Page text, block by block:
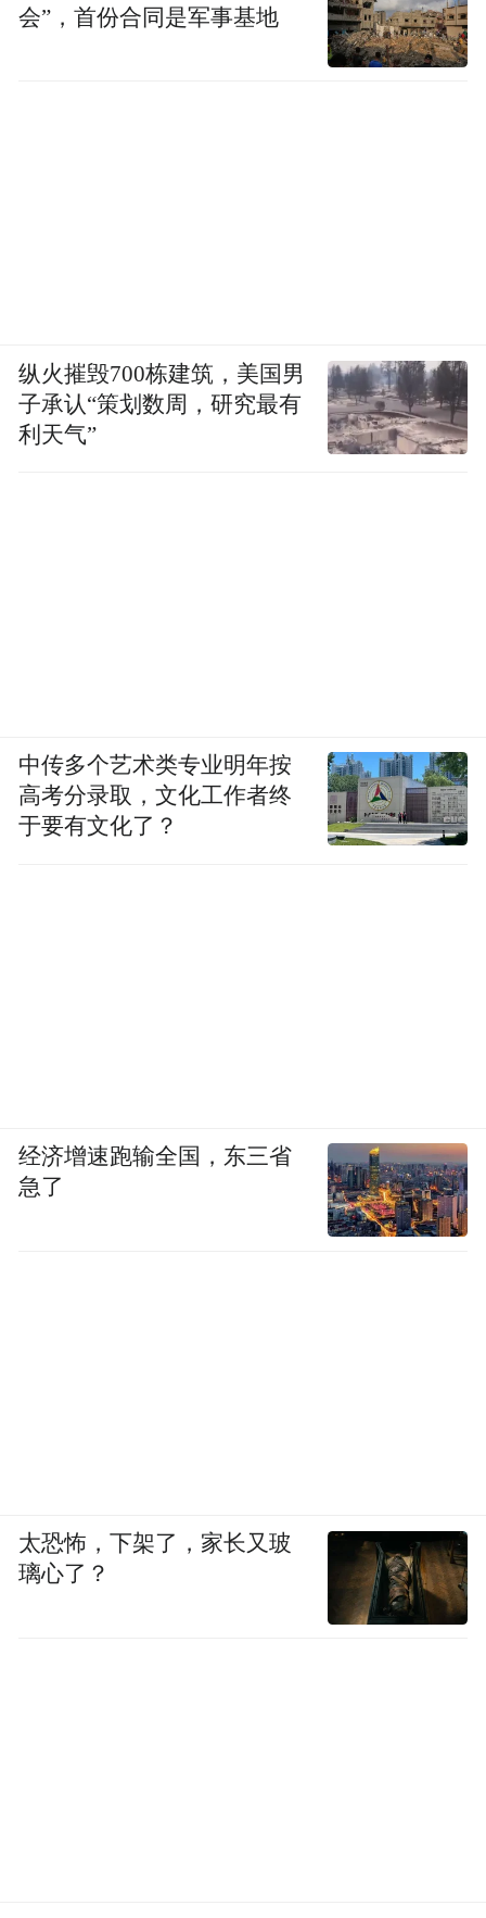
会”，首份合同是军事基地
纵火摧毁700栋建筑，美国男
子承认“策划数周，研究最有
利天气”
中传多个艺术类专业明年按
高考分录取，文化工作者终
于要有文化了？
经济增速跑输全国，东三省
急了
太恐怖，下架了，家长又玻
璃心了？